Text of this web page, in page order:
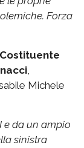
Forza
,
Michele
e da un ampio
sinistra